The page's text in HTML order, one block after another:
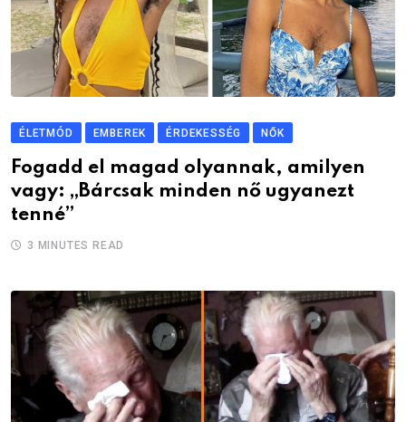
ÉLETMÓD EMBEREK ÉRDEKESSÉG NŐK
Fogadd el magad olyannak, amilyen
vagy: „Bárcsak minden nő ugyanezt
tenné”
3 MINUTES READ